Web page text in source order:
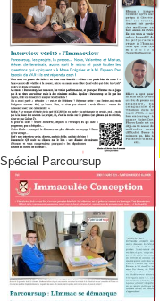
Spécial Parcoursup